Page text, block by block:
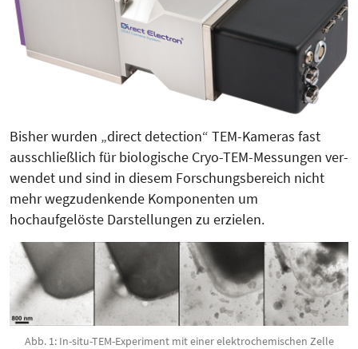
Bisher wurden „direct detection“ TEM-Kameras fast
ausschließlich für biologische Cryo-TEM-Messungen ver­­
wen­det und sind in diesem For­schungs­bereich nicht
mehr wegzudenkende Komponenten um
hochaufgelöste Darstellungen zu erzielen.
Abb. 1: In-situ-TEM-Experiment mit einer elektrochemischen Zelle